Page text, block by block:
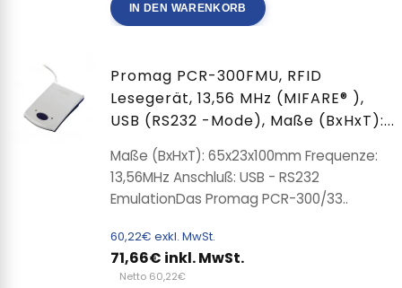
IN DEN WARENKORB
Promag PCR-300FMU, RFID
Lesegerät, 13,56 MHz (MIFARE® ),
USB (RS232 -Mode), Maße (BxHxT):...
Maße (BxHxT): 65x23x100mm Frequenze:
13,56MHz Anschluß: USB - RS232
EmulationDas Promag PCR-300/33..
60,22€ exkl. MwSt.
71,66€ inkl. MwSt.
Netto 60,22€